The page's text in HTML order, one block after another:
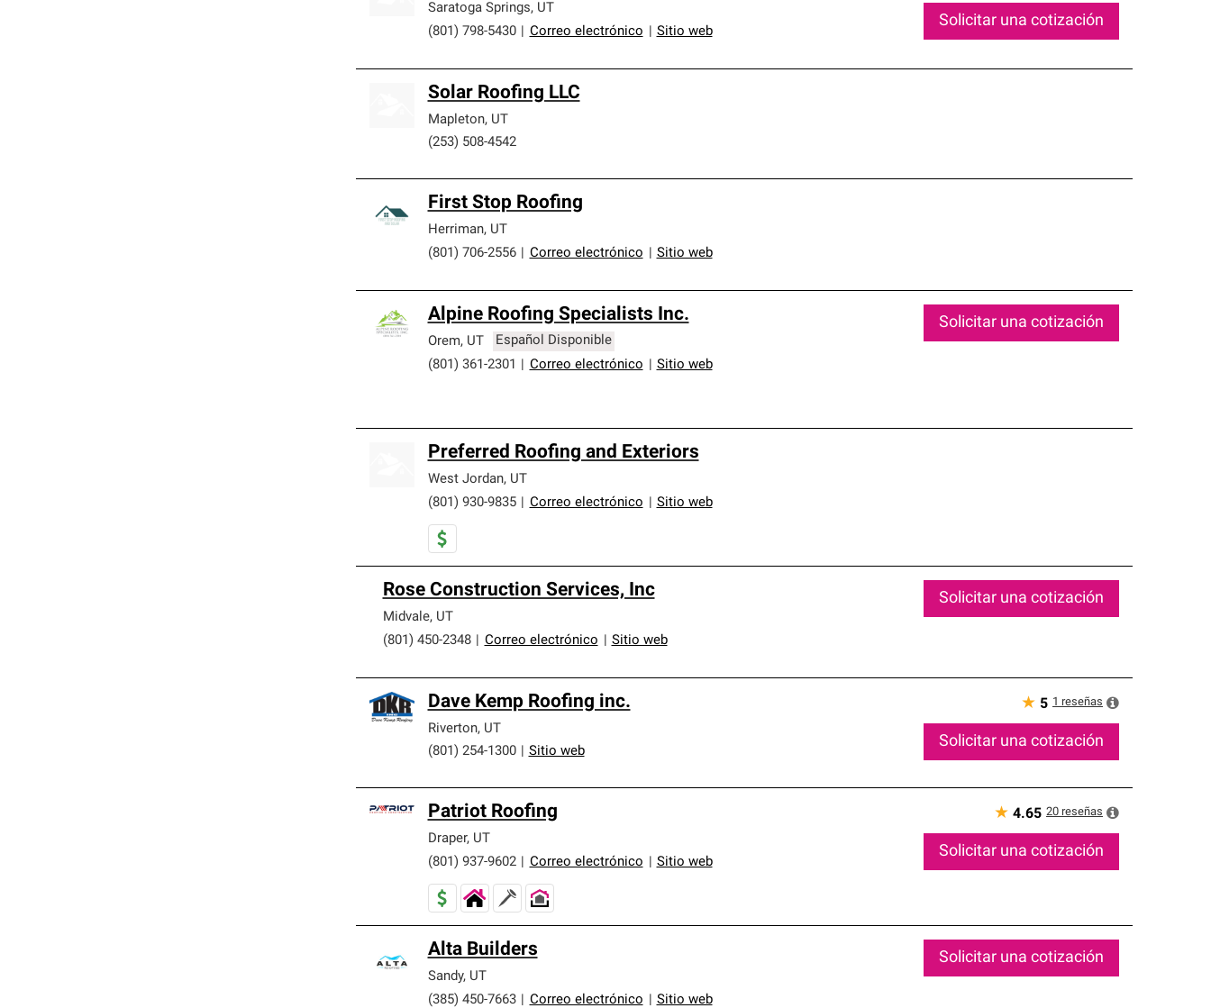
Saratoga Springs, UT
(801) 798-5430
Correo electrónico Sitio web
Solicitar una cotización
Solar Roofing LLC
Mapleton, UT
(253) 508-4542
First Stop Roofing
Herriman, UT
(801) 706-2556
Correo electrónico Sitio web
Alpine Roofing Specialists Inc.
Orem, UT
Español Disponible
(801) 361-2301
Correo electrónico Sitio web
Solicitar una cotización
Preferred Roofing and Exteriors
West Jordan, UT
(801) 930-9835
Correo electrónico Sitio web
Rose Construction Services, Inc
Midvale, UT
(801) 450-2348
Correo electrónico Sitio web
Solicitar una cotización
Dave Kemp Roofing inc.
Riverton, UT
(801) 254-1300
Sitio web
★ 5 1 reseñas
Solicitar una cotización
Patriot Roofing
Draper, UT
(801) 937-9602
Correo electrónico Sitio web
★ 4.65 20 reseñas
Solicitar una cotización
Alta Builders
Sandy, UT
(385) 450-7663
Correo electrónico Sitio web
Solicitar una cotización